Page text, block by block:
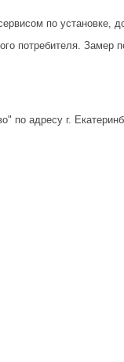
по установке,
потребителя. Замер
по адресу г.